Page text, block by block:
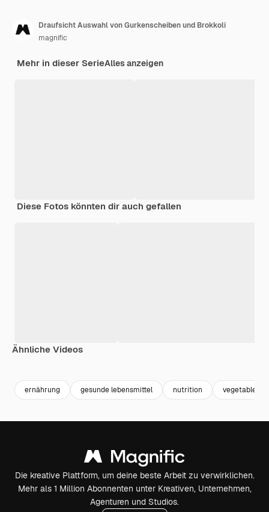
Draufsicht Auswahl von Gurkenscheiben und Brokkoli
magnific
Mehr in dieser SerieAlles anzeigen
Diese Fotos könnten dir auch gefallen
Ähnliche Videos
ernährung gesunde lebensmittel nutrition vegetables
Die kreative Plattform, um deine beste Arbeit zu verwirklichen.
Mehr als 1 Million Abonnenten unter Kreativen, Unternehmen,
Agenturen und Studios.